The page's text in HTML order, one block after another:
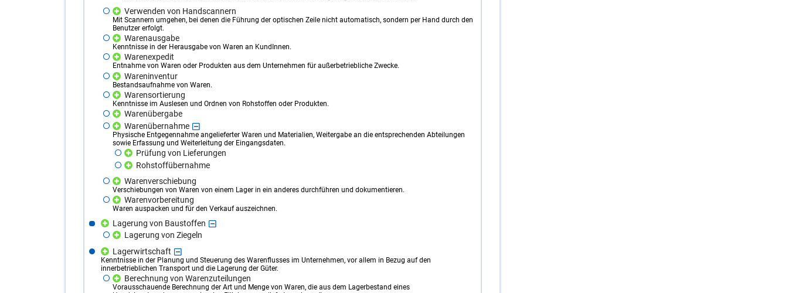
Verwenden von Handscannern
Mit Scannern umgehen, bei denen die Führung der optischen Zeile nicht automatisch, sondern per Hand durch den
Benutzer erfolgt.
Warenausgabe
Kenntnisse in der Herausgabe von Waren an KundInnen.
Warenexpedit
Entnahme von Waren oder Produkten aus dem Unternehmen für außerbetriebliche Zwecke.
Wareninventur
Bestandsaufnahme von Waren.
Warensortierung
Kenntnisse im Auslesen und Ordnen von Rohstoffen oder Produkten.
Warenübergabe
Warenübernahme
Physische Entgegennahme angelieferter Waren und Materialien, Weitergabe an die entsprechenden Abteilungen
sowie Erfassung und Weiterleitung der Eingangsdaten.
Prüfung von Lieferungen
Rohstoffübernahme
Warenverschiebung
Verschiebungen von Waren von einem Lager in ein anderes durchführen und dokumentieren.
Warenvorbereitung
Waren auspacken und für den Verkauf auszeichnen.
Lagerung von Baustoffen
Lagerung von Ziegeln
Lagerwirtschaft
Kenntnisse in der Planung und Steuerung des Warenflusses im Unternehmen, vor allem in Bezug auf den
innerbetrieblichen Transport und die Lagerung der Güter.
Berechnung von Warenzuteilungen
Vorausschauende Berechnung der Art und Menge von Waren, die aus dem Lagerbestand eines